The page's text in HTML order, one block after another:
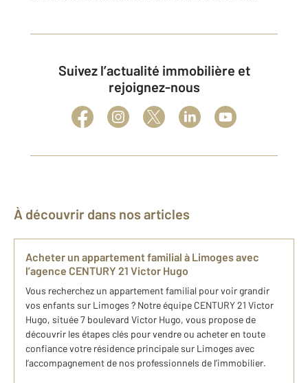
Suivez l’actualité immobilière et
rejoignez-nous
À découvrir dans nos articles
Acheter un appartement familial à Limoges avec
l’agence CENTURY 21 Victor Hugo
Vous recherchez un appartement familial pour voir grandir
vos enfants sur Limoges ? Notre équipe CENTURY 21 Victor
Hugo, située 7 boulevard Victor Hugo, vous propose de
découvrir les étapes clés pour vendre ou acheter en toute
confiance votre résidence principale sur Limoges avec
l’accompagnement de nos professionnels de l’immobilier.